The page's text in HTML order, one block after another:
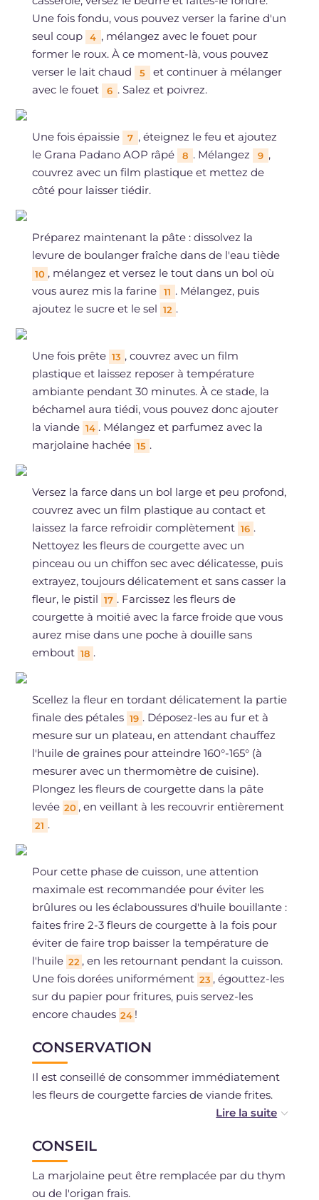
Une fois fondu, vous pouvez verser la farine d'un
seul coup
4 , mélangez avec le fouet pour
former le roux. À ce moment-là, vous pouvez
verser le lait chaud
5
et continuer à mélanger
avec le fouet
6 . Salez et poivrez.
Une fois épaissie 7 , éteignez le feu et ajoutez
le Grana Padano AOP râpé
8 . Mélangez 9 ,
couvrez avec un film plastique et mettez de
côté pour laisser tiédir.
Préparez maintenant la pâte : dissolvez la
levure de boulanger fraîche dans de l'eau tiède
10 , mélangez et versez le tout dans un bol où
vous aurez mis la farine
11 . Mélangez, puis
ajoutez le sucre et le sel 12 .
Une fois prête 13 , couvrez avec un film
plastique et laissez reposer à température
ambiante pendant 30 minutes. À ce stade, la
béchamel aura tiédi, vous pouvez donc ajouter
la viande 14 . Mélangez et parfumez avec la
marjolaine hachée 15 .
Versez la farce dans un bol large et peu profond,
couvrez avec un film plastique au contact et
laissez la farce refroidir complètement 16 .
Nettoyez les fleurs de courgette avec un
pinceau ou un chiffon sec avec délicatesse, puis
extrayez, toujours délicatement et sans casser la
fleur, le pistil 17 . Farcissez les fleurs de
courgette à moitié avec la farce froide que vous
aurez mise dans une poche à douille sans
embout 18 .
Scellez la fleur en tordant délicatement la partie
finale des pétales 19 . Déposez-les au fur et à
mesure sur un plateau, en attendant chauffez
l'huile de graines pour atteindre 160°-165° (à
mesurer avec un thermomètre de cuisine).
Plongez les fleurs de courgette dans la pâte
levée 20 , en veillant à les recouvrir entièrement
21 .
Pour cette phase de cuisson, une attention
maximale est recommandée pour éviter les
brûlures ou les éclaboussures d'huile bouillante :
faites frire 2-3 fleurs de courgette à la fois pour
éviter de faire trop baisser la température de
l'huile 22 , en les retournant pendant la cuisson.
Une fois dorées uniformément 23 , égouttez-les
sur du papier pour fritures, puis servez-les
encore chaudes 24 !
CONSERVATION
Il est conseillé de consommer immédiatement
les fleurs de courgette farcies de viande frites.
pendant un jour, dans un récipient hermétique.
Il est ensuite conseillé de la sortir du frigo au
moins 1-2 heures avant et de remuer avant de
CONSEIL
La marjolaine peut être remplacée par du thym
ou de l'origan frais.